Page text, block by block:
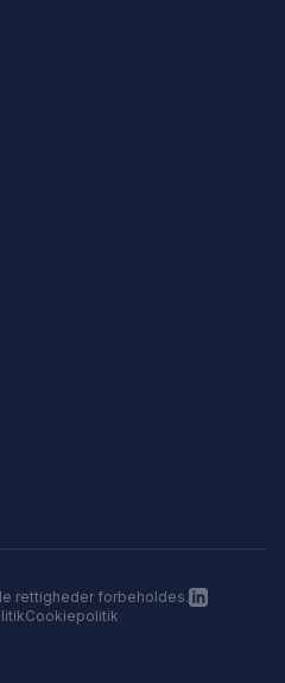
rettigheder forbeholdes.
Cookiepolitik